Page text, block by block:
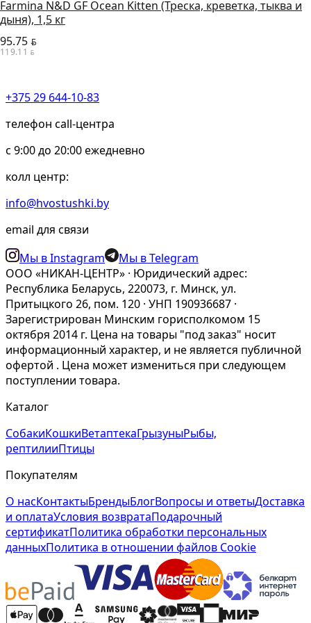
Farmina N&D GF Ocean Kitten (Треска, креветка, тыква и
дыня), 1,5 кг
95.75 BYN
119.11 BYN
+375 29 644-10-83
телефон call-центра
c 9:00 до 20:00 ежедневно
колл центр:
info@hvostushki.by
email для связи
Мы в Instagram
Мы в Telegram
ООО «НИКАН-ЦЕНТР» · Юридический адрес:
Республика Беларусь, 220073, г. Минск, ул.
Притыцкого 26, пом. 120 · УНП 190936687 ·
Зарегистрирован Минским горисполкомом 15
октября 2014 г. Цена на товары "под заказ" носит
информационный характер, и не является публичной
офертой . Цена может измениться при следующем
поступлении товара.
Каталог
СобакиКошкиВетаптекаГрызуныРыбы,
рептилииПтицы
Покупателям
О насКонтактыБрендыБлогВопросы и ответыДоставка
и оплатаУсловия возвратаПодарочный
сертификатПолитика обработки персональных
данныхПолитика в отношении файлов Cookie